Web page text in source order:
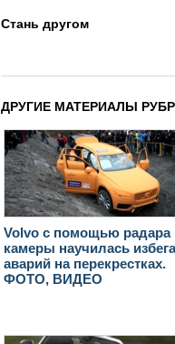
Стань другом
ДРУГИЕ МАТЕРИАЛЫ
Volvo с помощью радара
камеры научилась
аварий на перекрестках.
ФОТО, ВИДЕО